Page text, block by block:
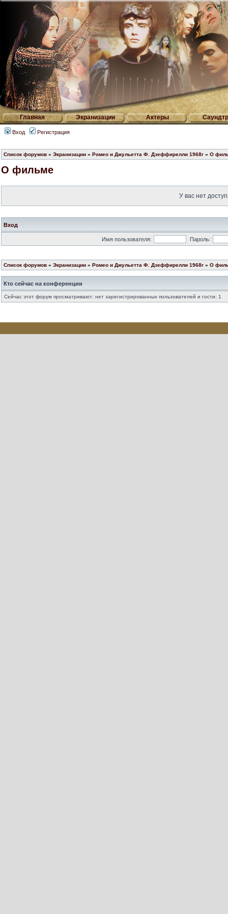
Главная Экранизации Актеры
Вход Регистрация
Список форумов » Экранизации » Ромео и Джульетта Ф. Дзеффирелли 1968г » О
О фильме
У вас нет
Вход
Имя пользователя: Пароль:
Список форумов » Экранизации » Ромео и Джульетта Ф. Дзеффирелли 1968г » О
Кто сейчас на конференции
Сейчас этот форум просматривают: нет зарегистрированных пользователей и гости: 1